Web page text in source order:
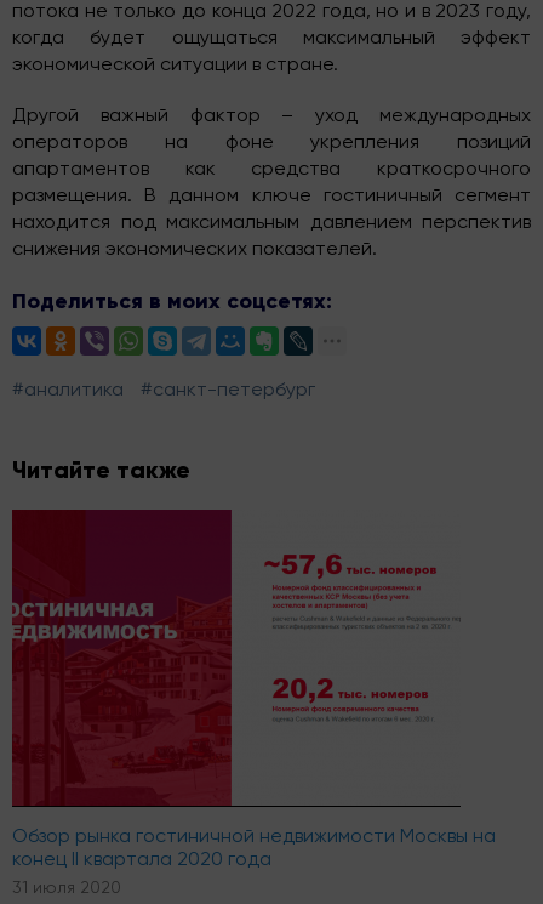
потока не только до конца 2022 года, но и в 2023 году,
когда будет ощущаться максимальный эффект
экономической ситуации в стране.
Другой важный фактор – уход международных
операторов на фоне укрепления позиций
апартаментов как средства краткосрочного
размещения. В данном ключе гостиничный сегмент
находится под максимальным давлением перспектив
снижения экономических показателей.
Поделиться в моих соцсетях:
#аналитика #санкт-петербург
Читайте также
Обзор рынка гостиничной недвижимости Москвы на
конец II квартала 2020 года
31 июля 2020